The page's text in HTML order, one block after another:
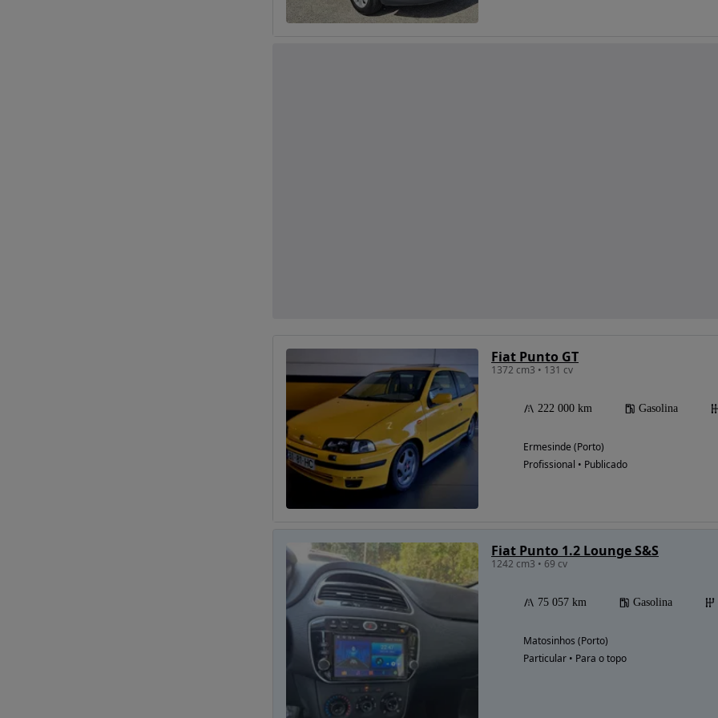
Fiat Punto GT
1372 cm3 • 131 cv
222 000 km Gasolina
Ermesinde (Porto)
Profissional • Publicado
Fiat Punto 1.2 Lounge S&S
1242 cm3 • 69 cv
75 057 km Gasolina
Matosinhos (Porto)
Particular • Para o topo